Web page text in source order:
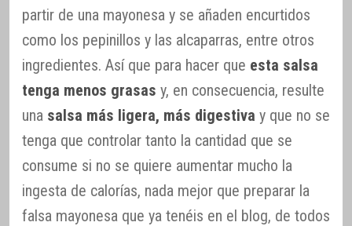
partir de una mayonesa y se añaden encurtidos
como los pepinillos y las alcaparras, entre otros
ingredientes. Así que para hacer que esta salsa
tenga menos grasas y, en consecuencia, resulte
una salsa más ligera, más digestiva y que no se
tenga que controlar tanto la cantidad que se
consume si no se quiere aumentar mucho la
ingesta de calorías, nada mejor que preparar la
falsa mayonesa que ya tenéis en el blog, de todos